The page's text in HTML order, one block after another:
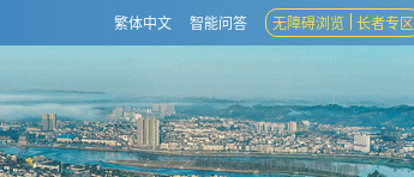
繁体中文 智能问答 无障碍浏览 长者专区